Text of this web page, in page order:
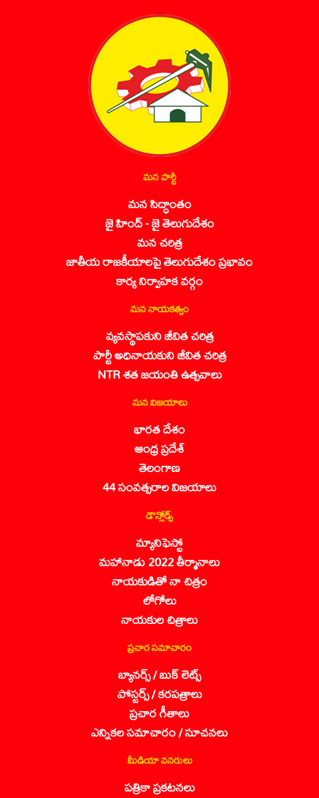
మన పార్టీ
మన సిద్ధాంతం
జై హింద్ - జై తెలుగుదేశం
మన చరిత్ర
జాతీయ రాజకీయాలపై తెలుగుదేశం ప్రభావం
కార్య నిర్వాహక వర్గం
మన నాయకత్వం
వ్యవస్థాపకుని జీవిత చరిత్ర
పార్టీ అధినాయకుని జీవిత చరిత్ర
NTR శత జయంతి ఉత్సవాలు
మన విజయాలు
భారత దేశం
ఆంధ్ర ప్రదేశ్
తెలంగాణ
44 సంవత్సరాల విజయాలు
డౌన్లోడ్స్
మ్యానిఫెస్టో
మహానాడు 2022 తీర్మానాలు
నాయకుడితో నా చిత్రం
లోగోలు
నాయకుల చిత్రాలు
ప్రచార సమాచారం
బ్యానర్స్ / బుక్ లెట్స్
పోస్టర్స్ / కరపత్రాలు
ప్రచార గీతాలు
ఎన్నికల సమాచారం / సూచనలు
మీడియా వనరులు
పత్రికా ప్రకటనలు